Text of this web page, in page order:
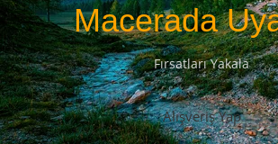
Macerada
Fırsatları Yakala
Alışveriş Yap